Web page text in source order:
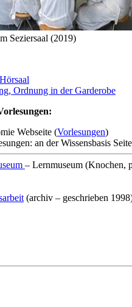
Seziersaal (2019)
Ordnung in der Garderobe
Webseite (Vorlesungen)
an der Wissensbasis
– Lernmuseum (Knochen,
(archiv – geschrieben